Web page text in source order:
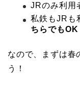
JRのみ利用
私鉄もJRも
ちらでもOK
なので、まずは春
う！